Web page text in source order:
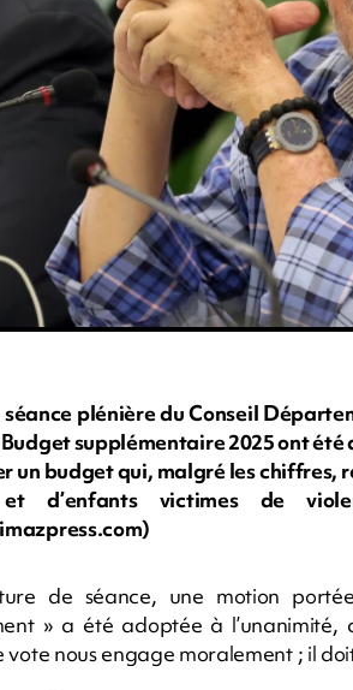
séance plénière du Conseil
supplémentaire 2025 ont été
un budget qui, malgré les chiffres,
d’enfants victimes de
de séance, une motion
» a été adoptée à
vote nous engage moralement ; il